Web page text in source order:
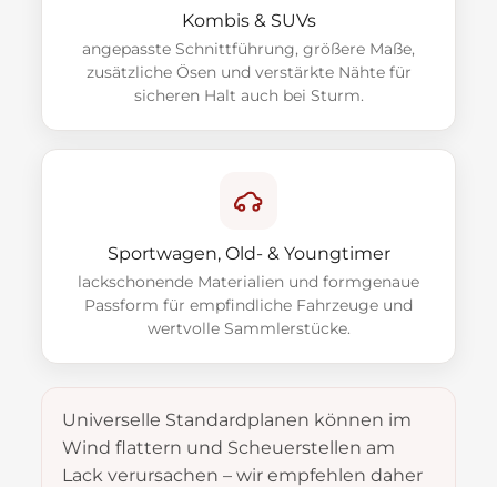
Kombis & SUVs
angepasste Schnittführung, größere Maße,
zusätzliche Ösen und verstärkte Nähte für
sicheren Halt auch bei Sturm.
Sportwagen, Old- & Youngtimer
lackschonende Materialien und formgenaue
Passform für empfindliche Fahrzeuge und
wertvolle Sammlerstücke.
Universelle Standardplanen können im
Wind flattern und Scheuerstellen am
Lack verursachen – wir empfehlen daher